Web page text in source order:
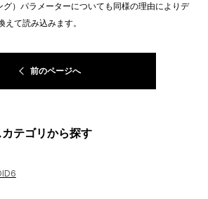
グ）パラメーターについても同様の理由によりデ
て読み込みます。
前のページへ
テゴリから探す